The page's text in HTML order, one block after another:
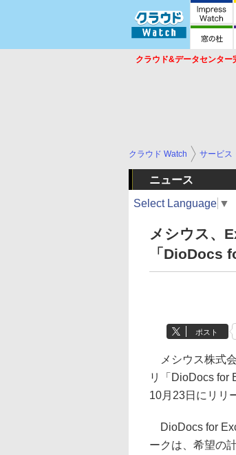
クラウド&データセンター
クラウド Watch サービス
ニュース
Select Language ▼
メシウス、
「DioDocs
ポスト
メシウス株式
リ「DioDocs for
10月23日にリリ
DioDocs for
ークは、希望の